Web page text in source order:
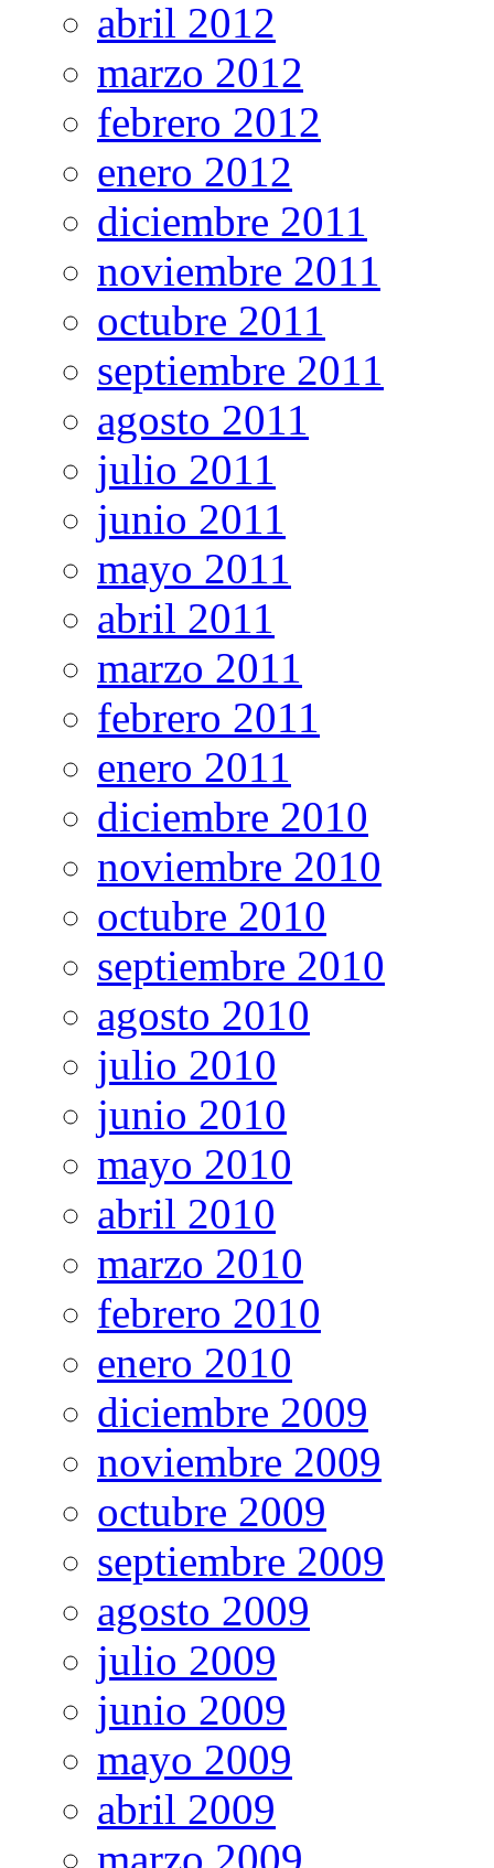
abril 2012
marzo 2012
febrero 2012
enero 2012
diciembre 2011
noviembre 2011
octubre 2011
septiembre 2011
agosto 2011
julio 2011
junio 2011
mayo 2011
abril 2011
marzo 2011
febrero 2011
enero 2011
diciembre 2010
noviembre 2010
octubre 2010
septiembre 2010
agosto 2010
julio 2010
junio 2010
mayo 2010
abril 2010
marzo 2010
febrero 2010
enero 2010
diciembre 2009
noviembre 2009
octubre 2009
septiembre 2009
agosto 2009
julio 2009
junio 2009
mayo 2009
abril 2009